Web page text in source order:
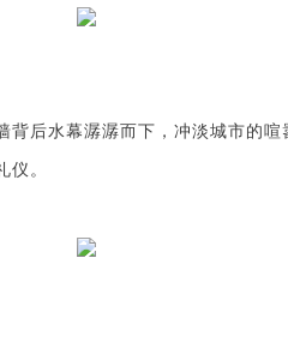
背后水幕潺潺而下，冲淡城市的
仪。